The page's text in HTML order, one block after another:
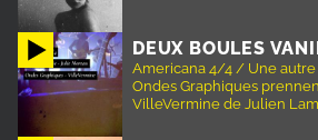
DEUX BOULES
Americana 4/4 / Une
Ondes Graphiques
VilleVermine de Julien